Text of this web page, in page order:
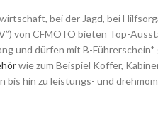
bei der Jagd, bei
von CFMOTO bieten Top-
und dürfen mit B-
wie zum Beispiel Koffer,
hin zu leistungs- und